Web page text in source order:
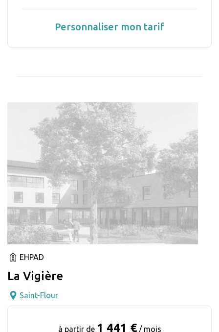
Personnaliser mon tarif
EHPAD
La Vigière
Saint-Flour
à partir de 1 441 € / mois